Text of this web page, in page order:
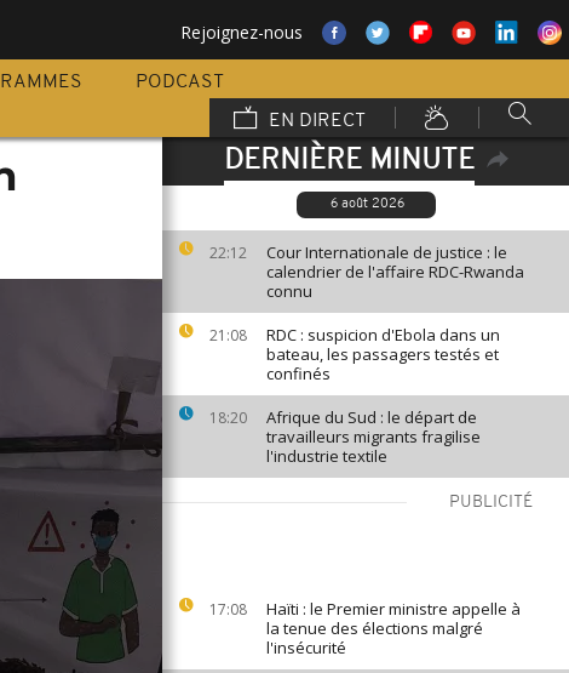
Rejoignez-nous
PODCAST
EN DIRECT
DERNIÈRE MINUTE
6 août 2026
22:12
Cour Internationale de justice : le
calendrier de l'affaire RDC-Rwanda
connu
21:08
RDC : suspicion d'Ebola dans un
bateau, les passagers testés et
confinés
18:20
Afrique du Sud : le départ de
travailleurs migrants fragilise
l'industrie textile
PUBLICITÉ
17:08
Haïti : le Premier ministre appelle à
la tenue des élections malgré
l'insécurité